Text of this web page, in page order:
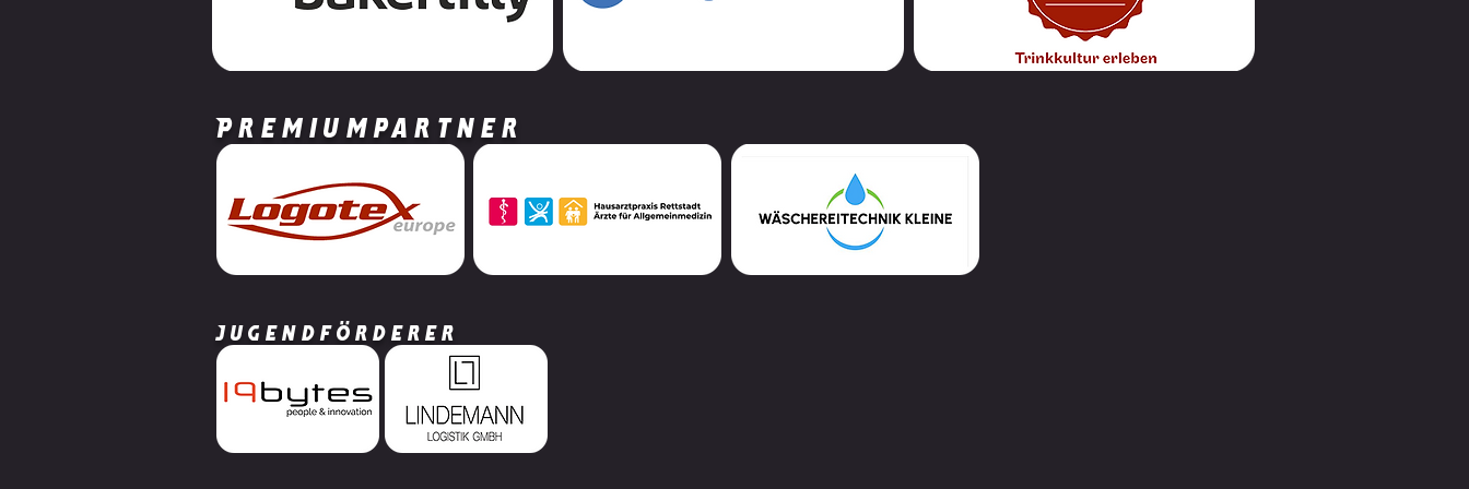
2x Gold in Mainz für
DJK Sportakrobaten
Winter Cup
Damenpaar gewinnt
Bronzemedaille beim
Wartburg Cup
Premiumpartner
Jugendförderer